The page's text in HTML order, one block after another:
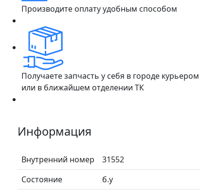
Производите оплату удобным способом
Получаете запчасть у себя в городе курьером
или в ближайшем отделении ТК
Информация
Внутренний номер
31552
Состояние
б.у